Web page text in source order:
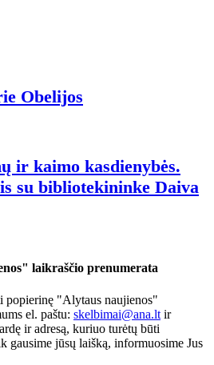
Obelijos
ir kaimo kasdienybės.
su bibliotekininke Daiva
laikraščio prenumerata
popierinę "Alytaus naujienos"
el. paštu: skelbimai@ana.lt ir
ir adresą, kuriuo turėtų būti
gausime jūsų laišką, informuosime Jus